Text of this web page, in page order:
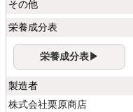
その他
栄養成分表
栄養成分表▶
製造者
株式会社栗原商店